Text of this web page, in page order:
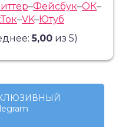
–Фейсбук–ОК–
–VK–Ютуб
5,00 из 5)